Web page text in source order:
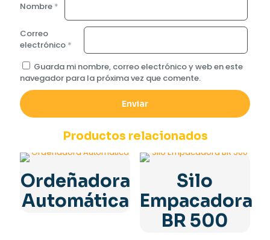
Nombre *
Correo
electrónico *
Guarda mi nombre, correo electrónico y web en este
navegador para la próxima vez que comente.
Productos relacionados
Ordeñadora
Automática
Silo
Empacadora
BR 500